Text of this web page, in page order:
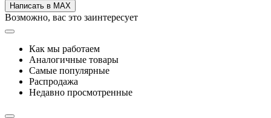
Написать в MAX
Возможно, вас это заинтересует
Как мы работаем
Аналогичные товары
Самые популярные
Распродажа
Недавно просмотренные